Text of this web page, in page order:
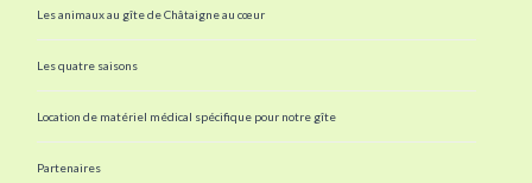
Les animaux au gîte de Châtaigne au cœur
Les quatre saisons
Location de matériel médical spécifique pour notre gîte
Partenaires